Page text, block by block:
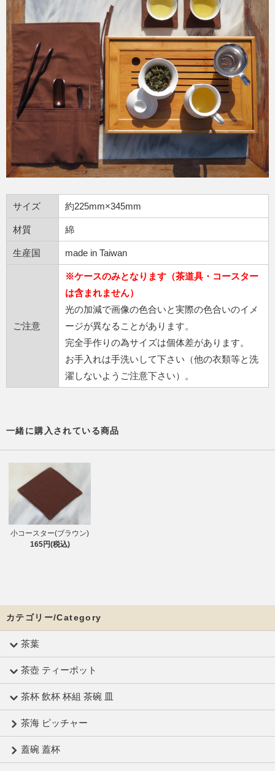
サイズ 約225mm×345mm
材質 綿
生産国 made in Taiwan
ご注意
※ケースのみとなります（茶道具・コースター
は含まれません）
光の加減で画像の色合いと実際の色合いのイメ
ージが異なることがあります。
完全手作りの為サイズは個体差があります。
お手入れは手洗いして下さい（他の衣類等と洗
濯しないようご注意下さい）。
一緒に購入されている商品
小コースター(ブラウン)
165円(税込)
カテゴリー/Category
茶葉
茶壺 ティーポット
茶杯 飲杯 杯組 茶碗 皿
茶海 ピッチャー
蓋碗 蓋杯